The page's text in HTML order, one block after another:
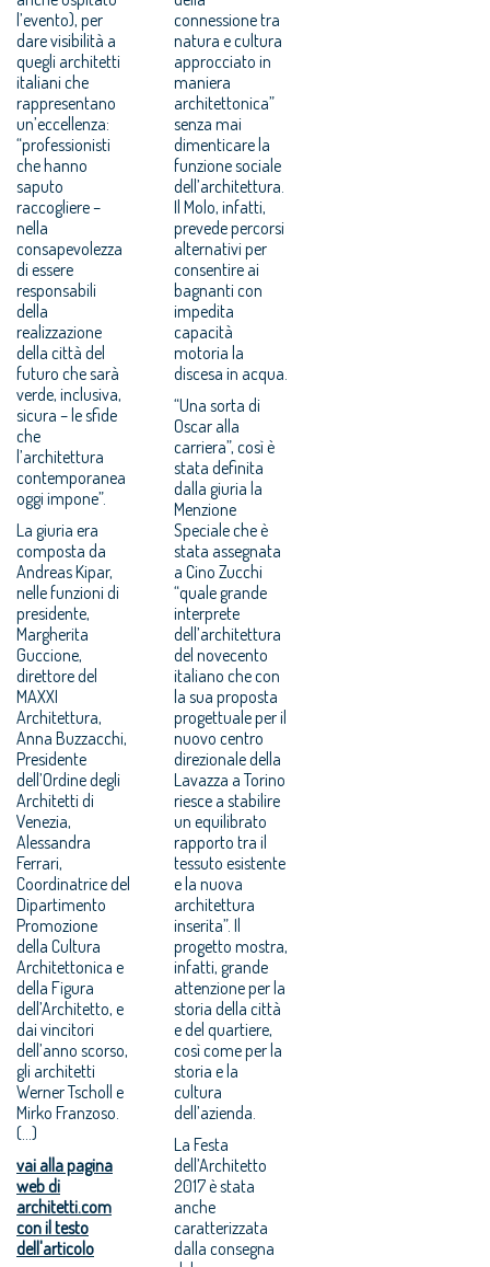
l’evento), per
dare visibilità a
quegli architetti
italiani che
rappresentano
un’eccellenza:
“professionisti
che hanno
saputo
raccogliere –
nella
consapevolezza
di essere
responsabili
della
realizzazione
della città del
futuro che sarà
verde, inclusiva,
sicura – le sfide
che
l’architettura
contemporanea
oggi impone”.
La giuria era
composta da
Andreas Kipar,
nelle funzioni di
presidente,
Margherita
Guccione,
direttore del
MAXXI
Architettura,
Anna Buzzacchi,
Presidente
dell’Ordine degli
Architetti di
Venezia,
Alessandra
Ferrari,
Coordinatrice del
Dipartimento
Promozione
della Cultura
Architettonica e
della Figura
dell’Architetto, e
dai vincitori
dell’anno scorso,
gli architetti
Werner Tscholl e
Mirko Franzoso.
(...)
vai alla pagina
web di
architetti.com
con il testo
dell'articolo
connessione tra
natura e cultura
approcciato in
maniera
architettonica”
senza mai
dimenticare la
funzione sociale
dell’architettura.
Il Molo, infatti,
prevede percorsi
alternativi per
consentire ai
bagnanti con
impedita
capacità
motoria la
discesa in acqua.
“Una sorta di
Oscar alla
carriera”, così è
stata definita
dalla giuria la
Menzione
Speciale che è
stata assegnata
a Cino Zucchi
“quale grande
interprete
dell’architettura
del novecento
italiano che con
la sua proposta
progettuale per il
nuovo centro
direzionale della
Lavazza a Torino
riesce a stabilire
un equilibrato
rapporto tra il
tessuto esistente
e la nuova
architettura
inserita”. Il
progetto mostra,
infatti, grande
attenzione per la
storia della città
e del quartiere,
così come per la
storia e la
cultura
dell’azienda.
La Festa
dell’Architetto
2017 è stata
anche
caratterizzata
dalla consegna